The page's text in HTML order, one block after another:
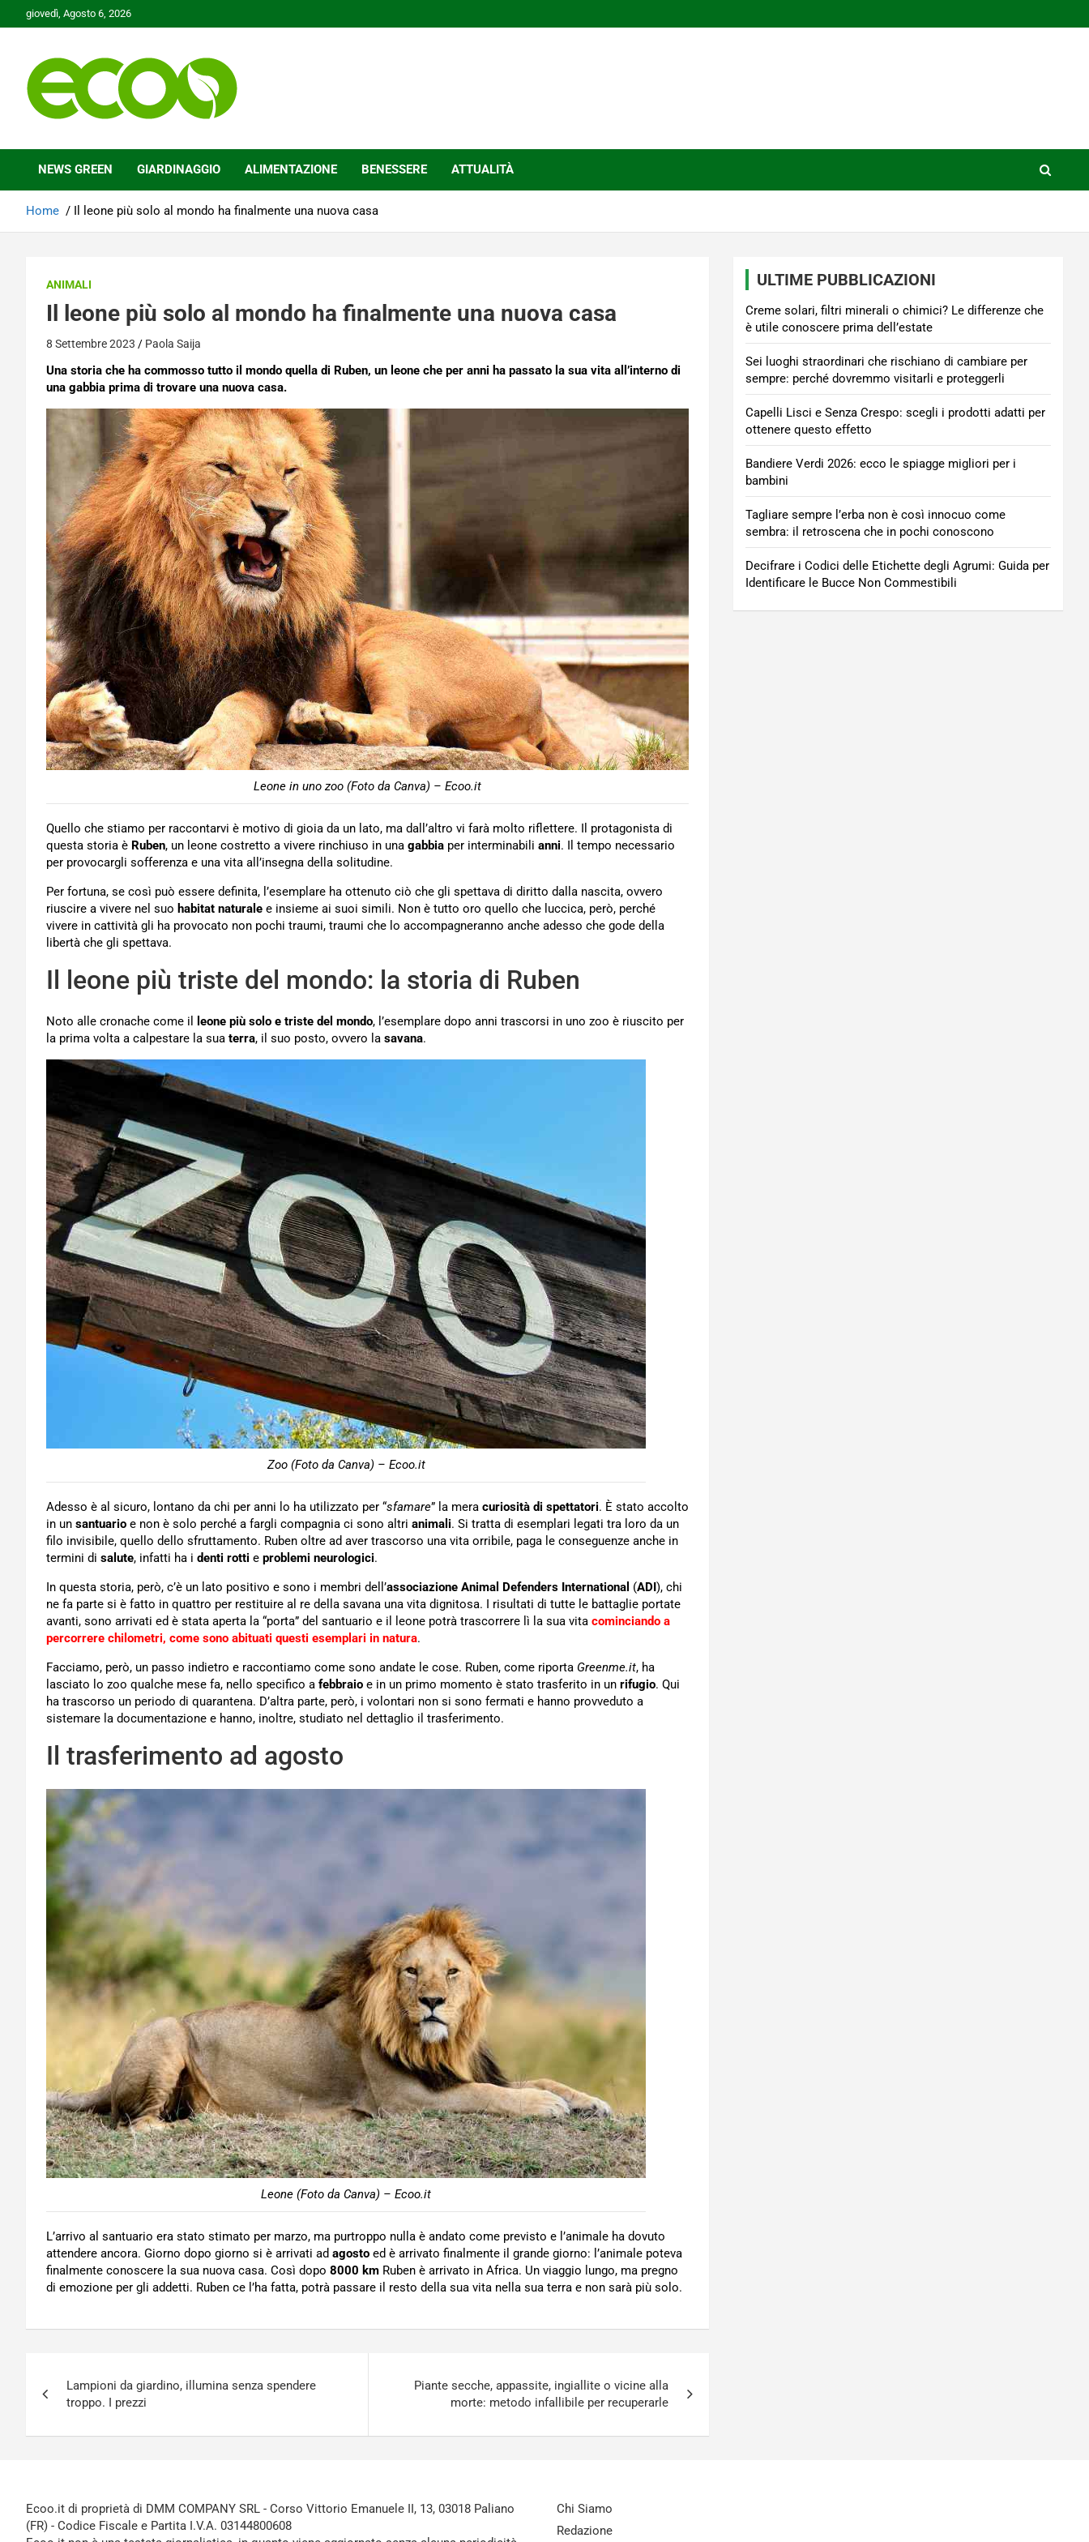
to
giovedì, Agosto 6, 2026
Ecoo.it
NEWS GREEN GIARDINAGGIO ALIMENTAZIONE BENESSERE ATTUALITÀ
Home Il leone più solo al mondo ha finalmente una nuova casa
ANIMALI
Il leone più solo al mondo ha finalmente una nuova casa
8 Settembre 2023 Paola Saija
Una storia che ha commosso tutto il mondo quella di Ruben, un leone che per anni ha passato la sua vita all’interno di
una gabbia prima di trovare una nuova casa.
Leone in uno zoo (Foto da Canva) – Ecoo.it
Quello che stiamo per raccontarvi è motivo di gioia da un lato, ma dall’altro vi farà molto riflettere. Il protagonista di
questa storia è Ruben, un leone costretto a vivere rinchiuso in una gabbia per interminabili anni. Il tempo necessario
per provocargli sofferenza e una vita all’insegna della solitudine.
Per fortuna, se così può essere definita, l’esemplare ha ottenuto ciò che gli spettava di diritto dalla nascita, ovvero
riuscire a vivere nel suo habitat naturale e insieme ai suoi simili. Non è tutto oro quello che luccica, però, perché
vivere in cattività gli ha provocato non pochi traumi, traumi che lo accompagneranno anche adesso che gode della
libertà che gli spettava.
Il leone più triste del mondo: la storia di Ruben
Noto alle cronache come il leone più solo e triste del mondo, l’esemplare dopo anni trascorsi in uno zoo è riuscito per
la prima volta a calpestare la sua terra, il suo posto, ovvero la savana.
Zoo (Foto da Canva) – Ecoo.it
Adesso è al sicuro, lontano da chi per anni lo ha utilizzato per “sfamare” la mera curiosità di spettatori. È stato accolto
in un santuario e non è solo perché a fargli compagnia ci sono altri animali. Si tratta di esemplari legati tra loro da un
filo invisibile, quello dello sfruttamento. Ruben oltre ad aver trascorso una vita orribile, paga le conseguenze anche in
termini di salute, infatti ha i denti rotti e problemi neurologici.
In questa storia, però, c’è un lato positivo e sono i membri dell’associazione Animal Defenders International (ADI), chi
ne fa parte si è fatto in quattro per restituire al re della savana una vita dignitosa. I risultati di tutte le battaglie portate
avanti, sono arrivati ed è stata aperta la “porta” del santuario e il leone potrà trascorrere lì la sua vita cominciando a
percorrere chilometri, come sono abituati questi esemplari in natura.
Facciamo, però, un passo indietro e raccontiamo come sono andate le cose. Ruben, come riporta Greenme.it, ha
lasciato lo zoo qualche mese fa, nello specifico a febbraio e in un primo momento è stato trasferito in un rifugio. Qui
ha trascorso un periodo di quarantena. D’altra parte, però, i volontari non si sono fermati e hanno provveduto a
sistemare la documentazione e hanno, inoltre, studiato nel dettaglio il trasferimento.
Il trasferimento ad agosto
Leone (Foto da Canva) – Ecoo.it
L’arrivo al santuario era stato stimato per marzo, ma purtroppo nulla è andato come previsto e l’animale ha dovuto
attendere ancora. Giorno dopo giorno si è arrivati ad agosto ed è arrivato finalmente il grande giorno: l’animale poteva
finalmente conoscere la sua nuova casa. Così dopo 8000 km Ruben è arrivato in Africa. Un viaggio lungo, ma pregno
di emozione per gli addetti. Ruben ce l’ha fatta, potrà passare il resto della sua vita nella sua terra e non sarà più solo.
articoli
Lampioni da giardino, illumina senza spendere
troppo. I prezzi
Piante secche, appassite, ingiallite o vicine alla
morte: metodo infallibile per recuperarle
ULTIME PUBBLICAZIONI
Creme solari, filtri minerali o chimici? Le differenze che
è utile conoscere prima dell’estate
Sei luoghi straordinari che rischiano di cambiare per
sempre: perché dovremmo visitarli e proteggerli
Capelli Lisci e Senza Crespo: scegli i prodotti adatti per
ottenere questo effetto
Bandiere Verdi 2026: ecco le spiagge migliori per i
bambini
Tagliare sempre l’erba non è così innocuo come
sembra: il retroscena che in pochi conoscono
Decifrare i Codici delle Etichette degli Agrumi: Guida per
Identificare le Bucce Non Commestibili
Ecoo.it di proprietà di DMM COMPANY SRL - Corso Vittorio Emanuele II, 13, 03018 Paliano
(FR) - Codice Fiscale e Partita I.V.A. 03144800608
Chi Siamo
Redazione